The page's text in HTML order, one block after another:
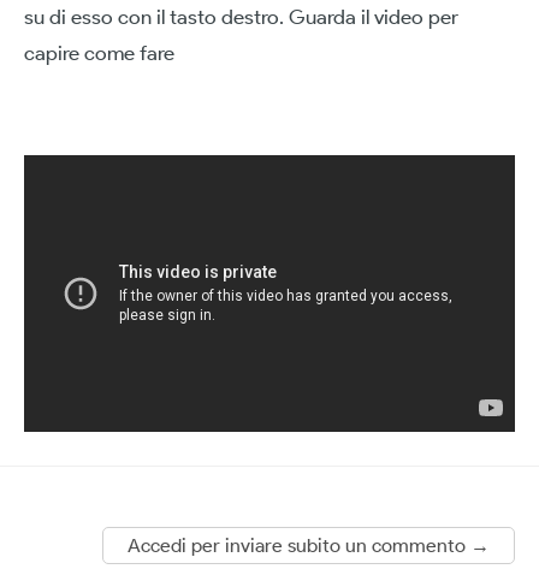
su di esso con il tasto destro. Guarda il video per
capire come fare
Accedi per inviare subito un commento →